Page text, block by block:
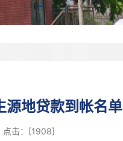
地贷款到帐名单
击：[1908]